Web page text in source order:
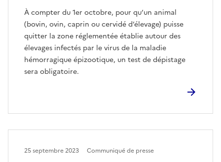
À compter du 1er octobre, pour qu’un animal
(bovin, ovin, caprin ou cervidé d’élevage) puisse
quitter la zone réglementée établie autour des
élevages infectés par le virus de la maladie
hémorragique épizootique, un test de dépistage
sera obligatoire.
25 septembre 2023 Communiqué de presse